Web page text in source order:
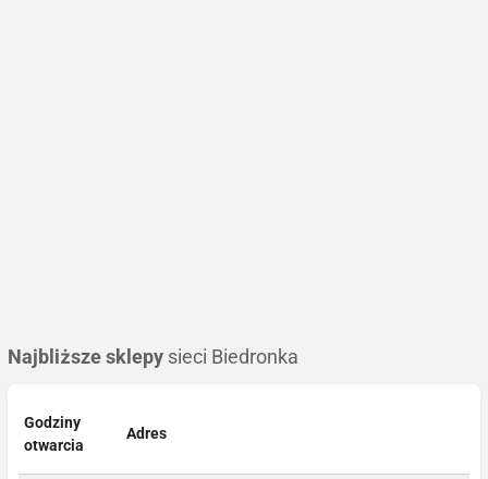
Najbliższe sklepy sieci Biedronka
Godziny
otwarcia
Adres